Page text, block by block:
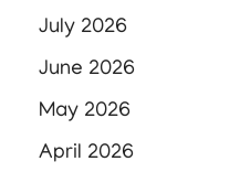
July 2026
June 2026
May 2026
April 2026